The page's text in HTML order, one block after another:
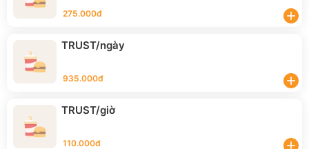
275.000đ add
TRUST/ngày
935.000đ add
TRUST/giờ
110.000đ add